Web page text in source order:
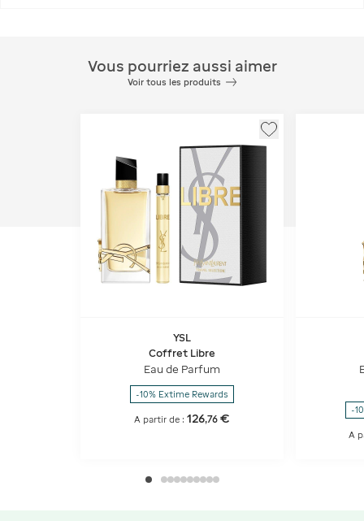
Vous pourriez aussi aimer
Voir tous les produits
YSL
Coffret Libre
Eau de Parfum
-10% Extime Rewards
A partir de :126,76 €
-
A